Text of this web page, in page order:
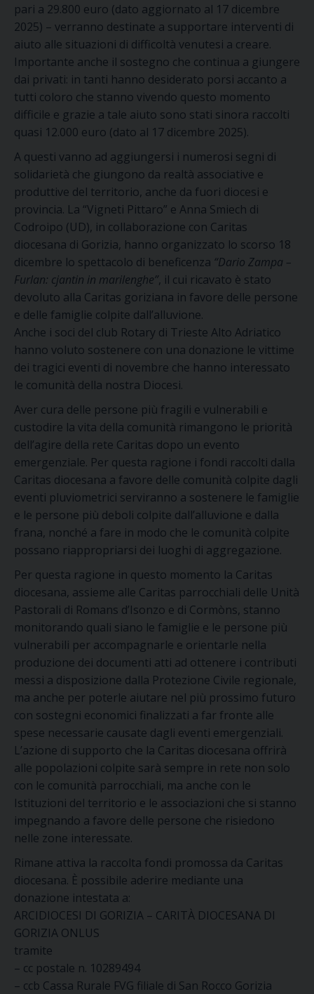
pari a 29.800 euro (dato aggiornato al 17 dicembre
2025) – verranno destinate a supportare interventi di
aiuto alle situazioni di difficoltà venutesi a creare.
Importante anche il sostegno che continua a giungere
dai privati: in tanti hanno desiderato porsi accanto a
tutti coloro che stanno vivendo questo momento
difficile e grazie a tale aiuto sono stati sinora raccolti
quasi 12.000 euro (dato al 17 dicembre 2025).
A questi vanno ad aggiungersi i numerosi segni di
solidarietà che giungono da realtà associative e
produttive del territorio, anche da fuori diocesi e
provincia. La “Vigneti Pittaro” e Anna Smiech di
Codroipo (UD), in collaborazione con Caritas
diocesana di Gorizia, hanno organizzato lo scorso 18
dicembre lo spettacolo di beneficenza “Dario Zampa –
Furlan: cjantin in marilenghe”, il cui ricavato è stato
devoluto alla Caritas goriziana in favore delle persone
e delle famiglie colpite dall’alluvione.
Anche i soci del club Rotary di Trieste Alto Adriatico
hanno voluto sostenere con una donazione le vittime
dei tragici eventi di novembre che hanno interessato
le comunità della nostra Diocesi.
Aver cura delle persone più fragili e vulnerabili e
custodire la vita della comunità rimangono le priorità
dell’agire della rete Caritas dopo un evento
emergenziale. Per questa ragione i fondi raccolti dalla
Caritas diocesana a favore delle comunità colpite dagli
eventi pluviometrici serviranno a sostenere le famiglie
e le persone più deboli colpite dall’alluvione e dalla
frana, nonché a fare in modo che le comunità colpite
possano riappropriarsi dei luoghi di aggregazione.
Per questa ragione in questo momento la Caritas
diocesana, assieme alle Caritas parrocchiali delle Unità
Pastorali di Romans d’Isonzo e di Cormòns, stanno
monitorando quali siano le famiglie e le persone più
vulnerabili per accompagnarle e orientarle nella
produzione dei documenti atti ad ottenere i contributi
messi a disposizione dalla Protezione Civile regionale,
ma anche per poterle aiutare nel più prossimo futuro
con sostegni economici finalizzati a far fronte alle
spese necessarie causate dagli eventi emergenziali.
L’azione di supporto che la Caritas diocesana offrirà
alle popolazioni colpite sarà sempre in rete non solo
con le comunità parrocchiali, ma anche con le
Istituzioni del territorio e le associazioni che si stanno
impegnando a favore delle persone che risiedono
nelle zone interessate.
Rimane attiva la raccolta fondi promossa da Caritas
diocesana. È possibile aderire mediante una
donazione intestata a:
ARCIDIOCESI DI GORIZIA – CARITÀ DIOCESANA DI
GORIZIA ONLUS
tramite
– cc postale n. 10289494
– ccb Cassa Rurale FVG filiale di San Rocco Gorizia